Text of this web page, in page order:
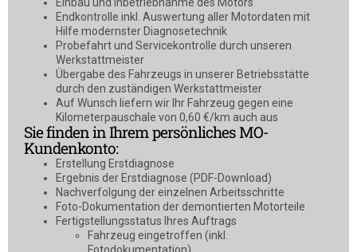
Endkontrolle inkl. Auswertung aller Motordaten mit
Hilfe modernster Diagnosetechnik
Probefahrt und Servicekontrolle durch unseren
Werkstattmeister
Übergabe des Fahrzeugs in unserer Betriebsstätte
durch den zuständigen Werkstattmeister
Auf Wunsch liefern wir Ihr Fahrzeug gegen eine
Kilometerpauschale von 0,60 €/km auch aus
Sie finden in Ihrem persönliches MO-
Kundenkonto:
Erstellung Erstdiagnose
Ergebnis der Erstdiagnose (PDF-Download)
Nachverfolgung der einzelnen Arbeitsschritte
Foto-Dokumentation der demontierten Motorteile
Fertigstellungsstatus Ihres Auftrags
Fahrzeug eingetroffen (inkl.